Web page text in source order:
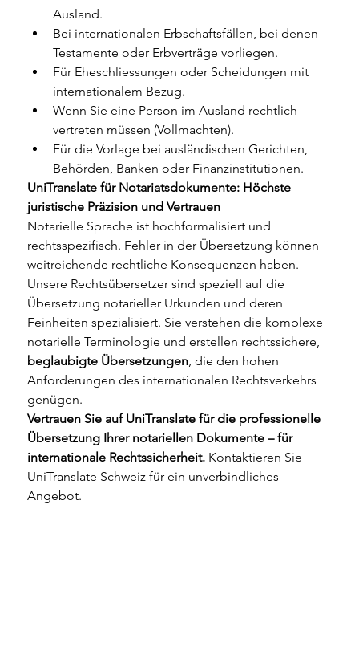
Ausland.
Bei internationalen Erbschaftsfällen, bei denen
Testamente oder Erbverträge vorliegen.
Für Eheschliessungen oder Scheidungen mit
internationalem Bezug.
Wenn Sie eine Person im Ausland rechtlich
vertreten müssen (Vollmachten).
Für die Vorlage bei ausländischen Gerichten,
Behörden, Banken oder Finanzinstitutionen.
UniTranslate für Notariatsdokumente: Höchste
juristische Präzision und Vertrauen
Notarielle Sprache ist hochformalisiert und
rechtsspezifisch. Fehler in der Übersetzung können
weitreichende rechtliche Konsequenzen haben.
Unsere Rechtsübersetzer sind speziell auf die
Übersetzung notarieller Urkunden und deren
Feinheiten spezialisiert. Sie verstehen die komplexe
notarielle Terminologie und erstellen rechtssichere,
beglaubigte Übersetzungen, die den hohen
Anforderungen des internationalen Rechtsverkehrs
genügen.
Vertrauen Sie auf UniTranslate für die professionelle
Übersetzung Ihrer notariellen Dokumente – für
internationale Rechtssicherheit. Kontaktieren Sie
UniTranslate Schweiz für ein unverbindliches
Angebot.